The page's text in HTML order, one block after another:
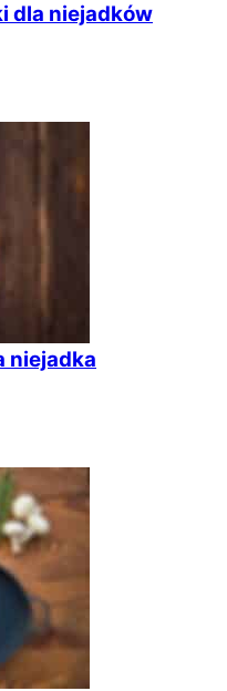
dla niejadków
niejadka